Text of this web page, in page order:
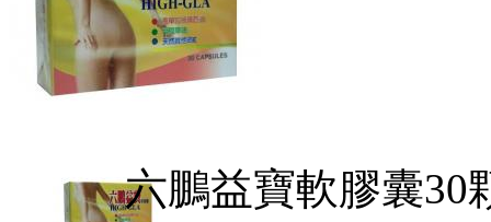
六鵬益寶軟膠囊30